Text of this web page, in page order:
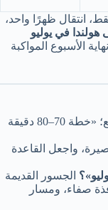
انتقال ظهرًا واحد،
هولندا في يوليو
الأسبوع المواكبة
غالبًا رذاذ متقطّع؛ «خطة 70–80 دقيقة
واجعل القاعدة
الجسور القديمة
صفاء، ومسار